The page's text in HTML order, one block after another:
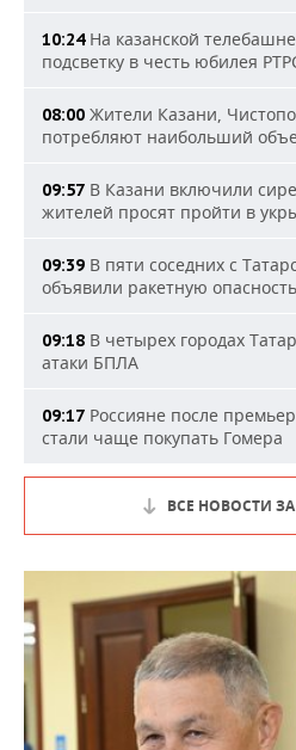
10:24На казанской
подсветку в честь юбилея
08:00 Жители Казани,
потребляют наибольший
09:57 В Казани включили
жителей просят пройти в
09:39 В пяти соседних с
объявили ракетную опасность
09:18 В четырех городах
атаки БПЛА
09:17 Россияне после
стали чаще покупать Гомера
ВСЕ НОВОСТИ